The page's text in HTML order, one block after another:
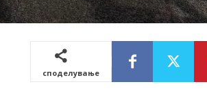
споделување